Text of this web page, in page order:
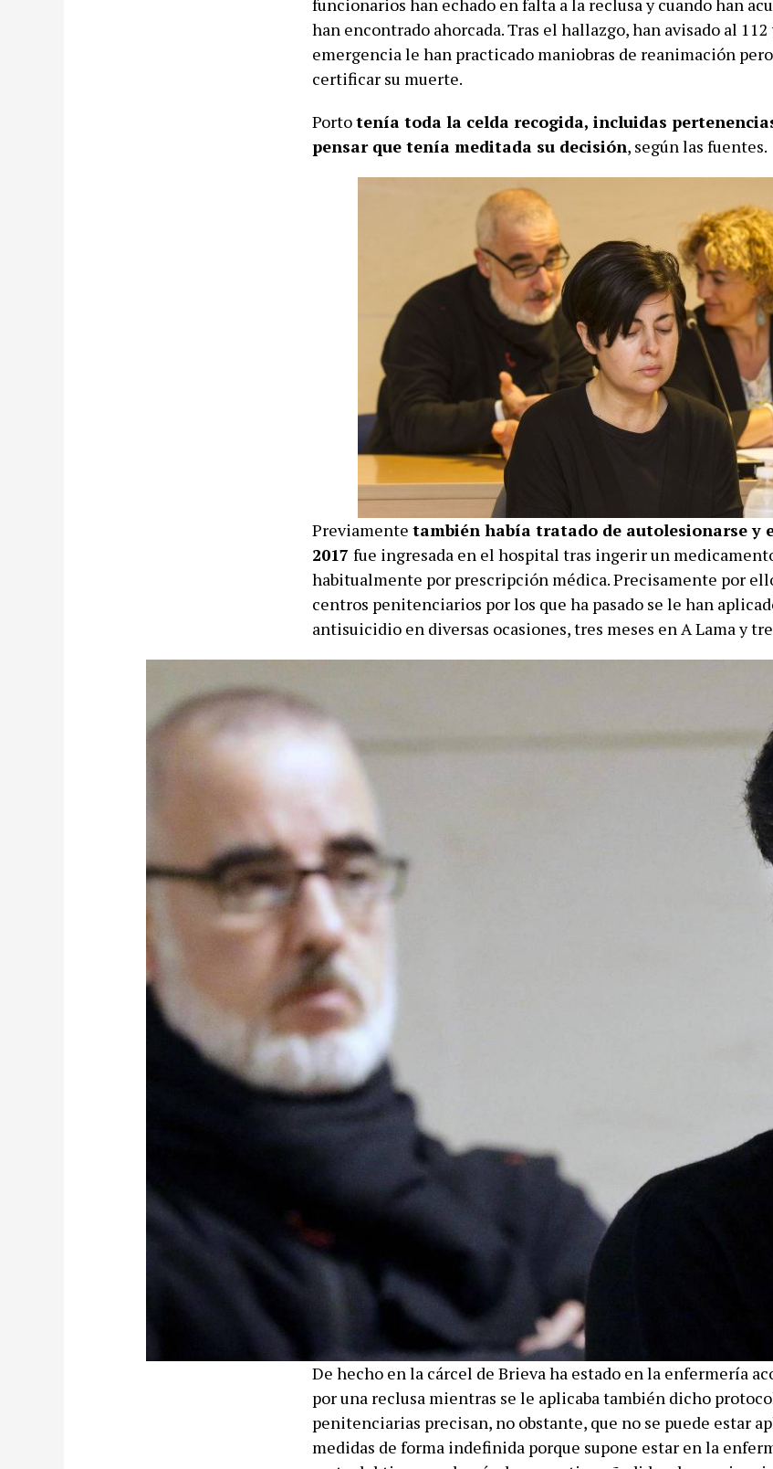
funcionarios han echado en falta a la reclusa y cuando han
han encontrado ahorcada. Tras el hallazgo, han avisado al
emergencia le han practicado maniobras de reanimación
certificar su muerte.
Portotenía toda la celda recogida, incluidas
pensar que tenía meditada su decisión, según las fuentes.
Previamente también había tratado de autolesionarse y
2017 fue ingresada en el hospital tras ingerir un
habitualmente por prescripción médica. Precisamente por
centros penitenciarios por los que ha pasado se le han
antisuicidio en diversas ocasiones, tres meses en A Lama y
De hecho en la cárcel de Brieva ha estado en la enfermería
por una reclusa mientras se le aplicaba también dicho
penitenciarias precisan, no obstante, que no se puede estar
medidas de forma indefinida porque supone estar en la